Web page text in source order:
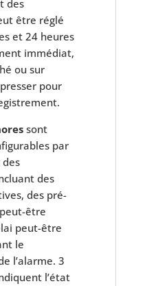
des
être réglé
et 24 heures
immédiat,
ou sur
pour
sont
par
des
des pré-
être
peut-être
le
l’alarme. 3
l’état